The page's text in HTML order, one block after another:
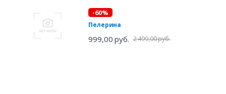
-60%
Пелерина
999,00 руб. 2 499,00 руб.